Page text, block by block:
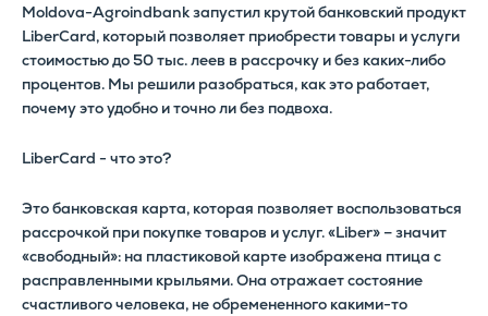
Moldova-Agroindbank запустил крутой банковский продукт
LiberCard, который позволяет приобрести товары и услуги
стоимостью до 50 тыс. леев в рассрочку и без каких-либо
процентов. Мы решили разобраться, как это работает,
почему это удобно и точно ли без подвоха.
LiberCard - что это?
Это банковская карта, которая позволяет воспользоваться
рассрочкой при покупке товаров и услуг. «Liber» – значит
«свободный»: на пластиковой карте изображена птица с
расправленными крыльями. Она отражает состояние
счастливого человека, не обремененного какими-то